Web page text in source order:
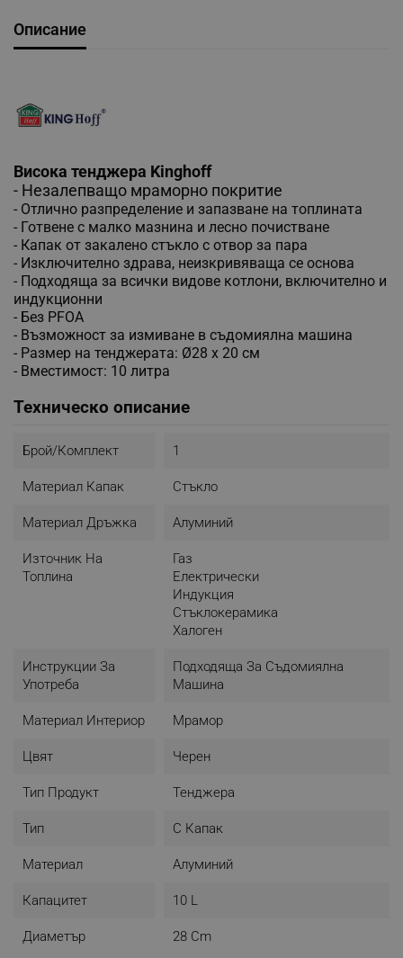
Описание
Висока тенджера Kinghoff
- Незалепващо мраморно покритие
- Отлично разпределение и запазване на топлината
- Готвене с малко мазнина и лесно почистване
- Капак от закалено стъкло с отвор за пара
- Изключително здрава, неизкривяваща се основа
- Подходяща за всички видове котлони, включително и
индукционни
- Без PFOA
- Възможност за измиване в съдомиялна машина
- Размер на тенджерата: Ø28 x 20 см
- Вместимост: 10 литра
Техническо описание
Брой/комплект 1
Материал Капак Стъкло
Материал Дръжка Алуминий
Източник На
Топлина
Газ
Електрически
Индукция
Стъклокерамика
Халоген
Инструкции За
Употреба
Подходяща За Съдомиялна
Машина
Материал Интериор Мрамор
Цвят Черен
Тип Продукт Тенджера
Тип С Капак
Материал Алуминий
Капацитет 10 L
Диаметър 28 Cm